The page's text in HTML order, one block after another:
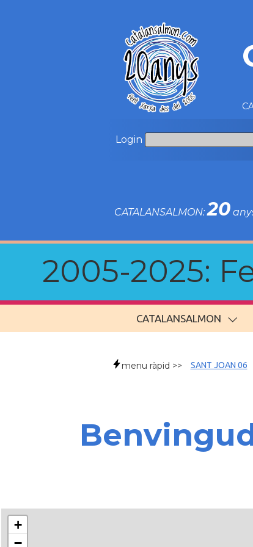
Login
CATALANSALMON:20
2005-2025:
CATALANSALMON
menu ràpid >> SANT JOAN 06
+
−